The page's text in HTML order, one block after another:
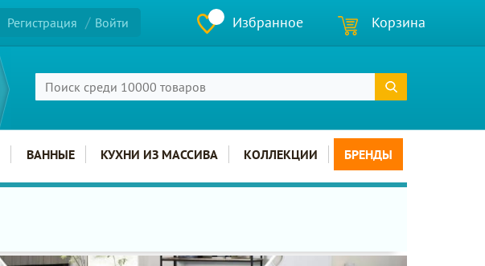
Регистрация Войти Избранное Корзина
ВАННЫЕ КУХНИ ИЗ МАССИВА КОЛЛЕКЦИИ БРЕНДЫ